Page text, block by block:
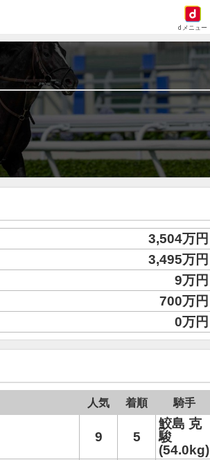
dメニュー
3,504万円
3,495万円
9万円
700万円
0万円
人気 着順 騎手
9 5
鮫島 克
駿
(54.0kg)